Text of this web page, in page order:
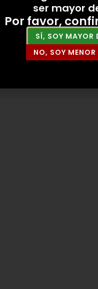
de Economía y
ser mayor
Por favor,
SÍ, SOY MAYOR
NO, SOY